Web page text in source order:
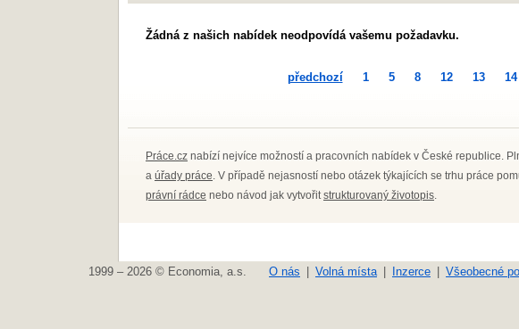
Žádná z našich nabídek neodpovídá vašemu požadavku.
předchozí 1 5 8 12 13 14
Práce.cz nabízí nejvíce možností a pracovních nabídek v České republice.
a úřady práce. V případě nejasností nebo otázek týkajících se trhu práce
právní rádce nebo návod jak vytvořitstrukturovaný životopis.
1999 – 2026 © Economia, a.s. O nás Volná místa Inzerce Všeobecné